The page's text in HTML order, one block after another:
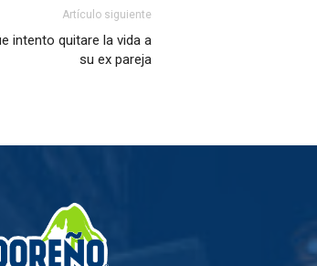
Artículo siguiente
intento quitare la vida a
su ex pareja